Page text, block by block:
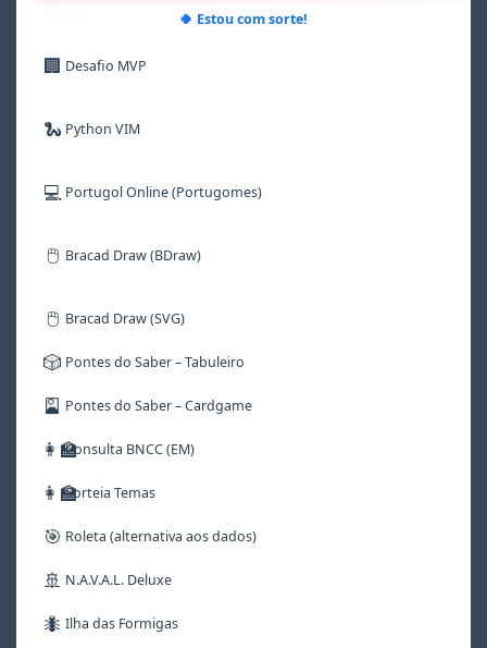
🍀 Estou com sorte!
🏢 Desafio MVP
🐍 Python VIM
💻 Portugol Online (Portugomes)
🖱️ Bracad Draw (BDraw)
🖱️ Bracad Draw (SVG)
🎲 Pontes do Saber – Tabuleiro
🎴 Pontes do Saber – Cardgame
👩‍🏫Consulta BNCC (EM)
👩‍🏫Sorteia Temas
🎯 Roleta (alternativa aos dados)
🚢 N.A.V.A.L. Deluxe
🐜 Ilha das Formigas